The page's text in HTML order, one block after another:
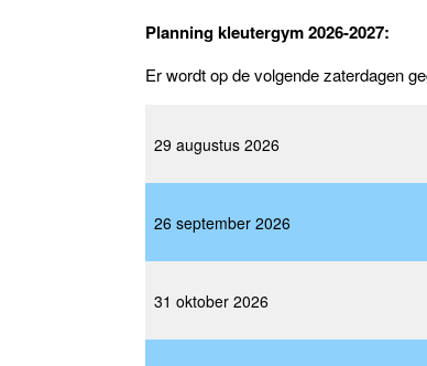
Planning kleutergym 2026-2027:
Er wordt op de volgende zaterdagen
29 augustus 2026
26 september 2026
31 oktober 2026